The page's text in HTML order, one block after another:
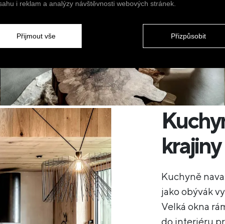
i reklam a analýzy návštěvnosti webových stránek.
Přijmout vše Přizpůsobit
krajiny
Kuchyně
jako obývák
Velká okna
do interiéru